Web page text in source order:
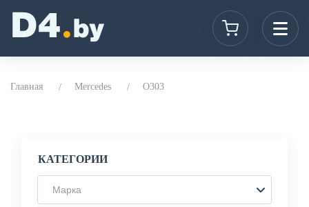
Главная Mercedes O303
КАТЕГОРИИ
Марка